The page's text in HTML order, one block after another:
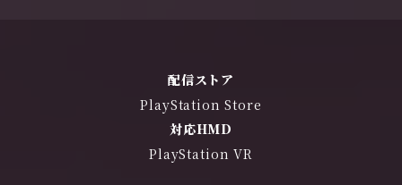
配信ストア
PlayStation Store
対応HMD
PlayStation VR